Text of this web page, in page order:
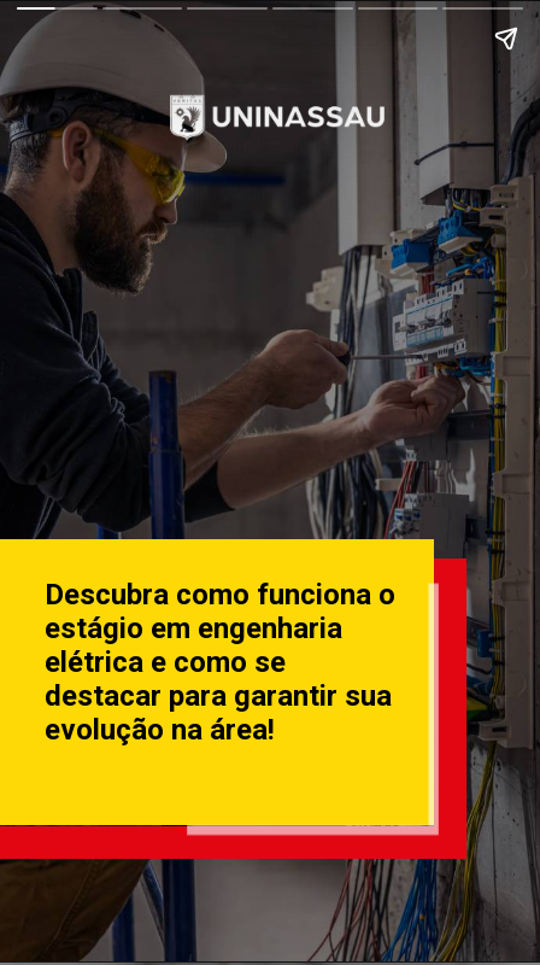
Descubra como funciona o
estágio em engenharia
elétrica e como se
destacar para garantir sua
evolução na área!